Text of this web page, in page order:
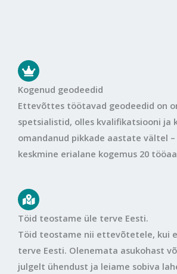
Kogenud geodeedid
Ettevõttes töötavad geodeedid on
spetsialistid, olles kvalifikatsiooni ja
omandanud pikkade aastate vältel –
keskmine erialane kogemus 20
Töid teostame üle terve Eesti.
Töid teostame nii ettevõtetele, kui
terve Eesti. Olenemata asukohast
julgelt ühendust ja leiame sobiva